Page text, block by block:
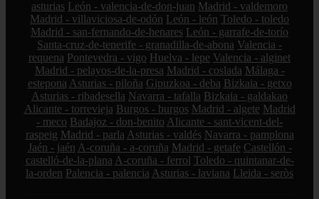
asturias León - valencia-de-don-juan Madrid - valdemoro
Madrid - villaviciosa-de-odón León - león Toledo - toledo
Madrid - san-fernando-de-henares León - garrafe-de-torío
Santa-cruz-de-tenerife - granadilla-de-abona Valencia -
requena Pontevedra - vigo Huelva - lepe Valencia - alginet
Madrid - pelayos-de-la-presa Madrid - coslada Málaga -
estepona Asturias - piloña Gipuzkoa - deba Bizkaia - getxo
Asturias - ribadesella Navarra - tafalla Bizkaia - galdakao
Alicante - torrevieja Burgos - burgos Madrid - algete Madrid
- meco Badajoz - don-benito Alicante - sant-vicent-del-
raspeig Madrid - parla Asturias - valdés Navarra - pamplona
Jaén - jaén A-coruña - a-coruña Madrid - getafe Castellón -
castelló-de-la-plana A-coruña - ferrol Toledo - quintanar-de-
la-orden Palencia - palencia Asturias - laviana Lleida - seròs